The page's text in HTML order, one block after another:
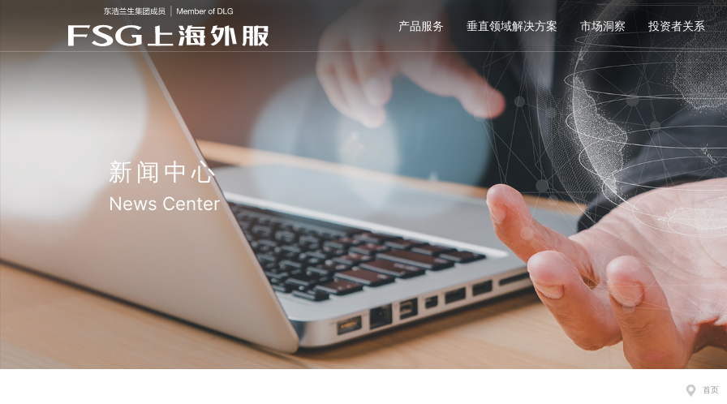
产品服务 垂直领域解决方案 市场洞察 投资者关系
新闻中心
News Center
首页